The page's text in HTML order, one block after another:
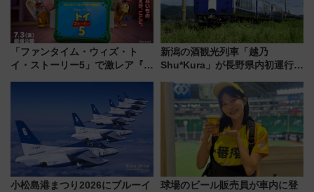
「ファンタイム・ウィズ・ト
イ・ストーリー5」で激レア『ロ
新潟の酒観光列車「越乃
Shu*Kura」が長野県内初運行！
別企画
小松島港まつり2026にブルーイ
球場のビール販売員が車内に登